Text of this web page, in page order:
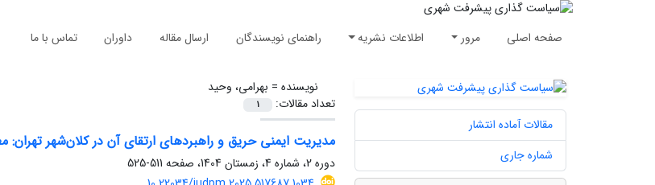
صفحه اصلی مرور اطلاعات نشریه راهنمای نویسندگان ارسال مقاله داوران تماس با ما
نویسنده = بهرامی، وحید
تعداد مقالات:
1
مدیریت ایمنی حریق و راهبردهای ارتقای آن در کلان‌شهر
دوره 2، شماره 4، زمستان 1404، صفحه
511-525
مقالات آماده انتشار
شماره جاری